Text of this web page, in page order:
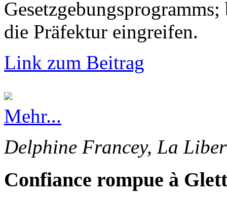
die Präfektur eingreifen.
Link zum Beitrag
Mehr...
Delphine Francey, La
Confiance rompue à